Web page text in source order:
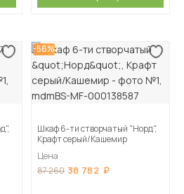
-56%
Шкаф 6-ти створчатый "Норд",
Крафт серый/Кашемир
Цена
87 260 38 782